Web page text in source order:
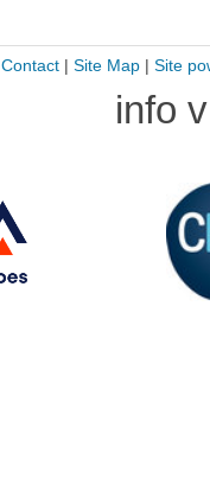
Contact| Site Map| Site
info